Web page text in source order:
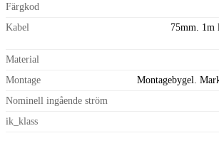
Färgkod
Kabel
75mm. 1m
Material
Montage
Montagebygel.
Nominell ingående ström
ik_klass